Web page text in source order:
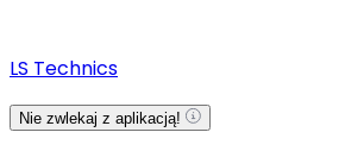
LS Technics
Nie zwlekaj z aplikacją!